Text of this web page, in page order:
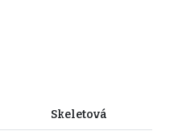
Skeletová